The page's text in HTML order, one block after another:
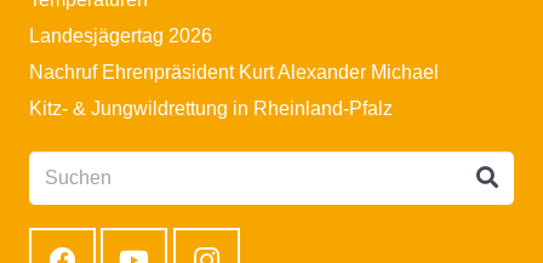
Landesjägertag 2026
Nachruf Ehrenpräsident Kurt Alexander Michael
Kitz- & Jungwildrettung in Rheinland-Pfalz